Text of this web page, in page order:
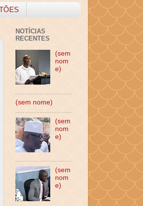
NOTÍCIAS
RECENTES
(sem
nom
e)
(sem nome)
(sem
nom
e)
(sem
nom
e)